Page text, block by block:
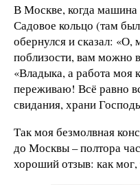
В Москве, когда машина
Садовое кольцо (там
обернулся и сказал:
поблизости, вам можно
«Владыка, а работа моя
переживаю! Всё равно
свидания, храни
Так моя безмолвная
до Москвы – полтора
хороший отзыв: как мог,